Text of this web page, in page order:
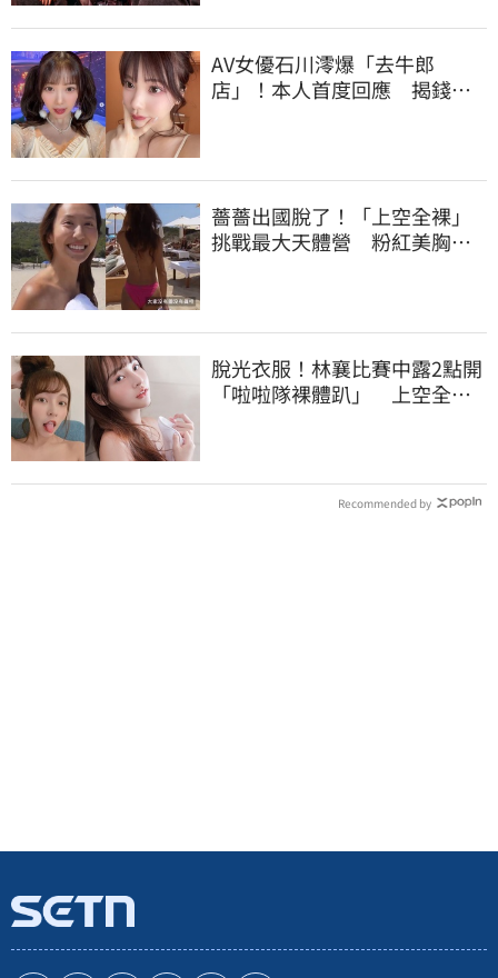
AV女優石川澪爆「去牛郎
店」！本人首度回應 揭錢都
薔薔出國脫了！「上空全裸」
挑戰最大天體營 粉紅美胸被
脫光衣服！林襄比賽中露2點開
「啦啦隊裸體趴」 上空全裸
Recommended by